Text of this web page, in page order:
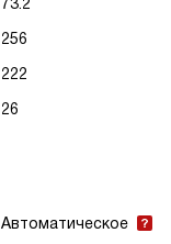
256
222
26
Автоматическое